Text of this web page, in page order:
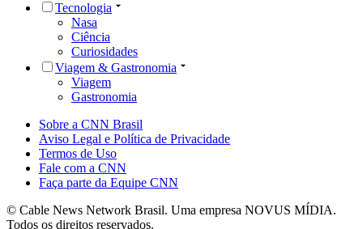
Tecnologia
Nasa
Ciência
Curiosidades
Viagem & Gastronomia
Viagem
Gastronomia
Sobre a CNN Brasil
Aviso Legal e Política de Privacidade
Termos de Uso
Fale com a CNN
Faça parte da Equipe CNN
© Cable News Network Brasil. Uma empresa NOVUS MÍDIA.
Todos os direitos reservados.